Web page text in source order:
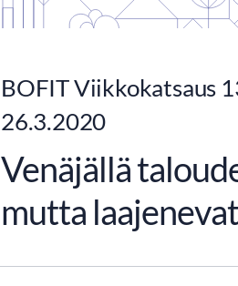
BOFIT Viikkokatsaus
26.3.2020
Venäjällä
mutta